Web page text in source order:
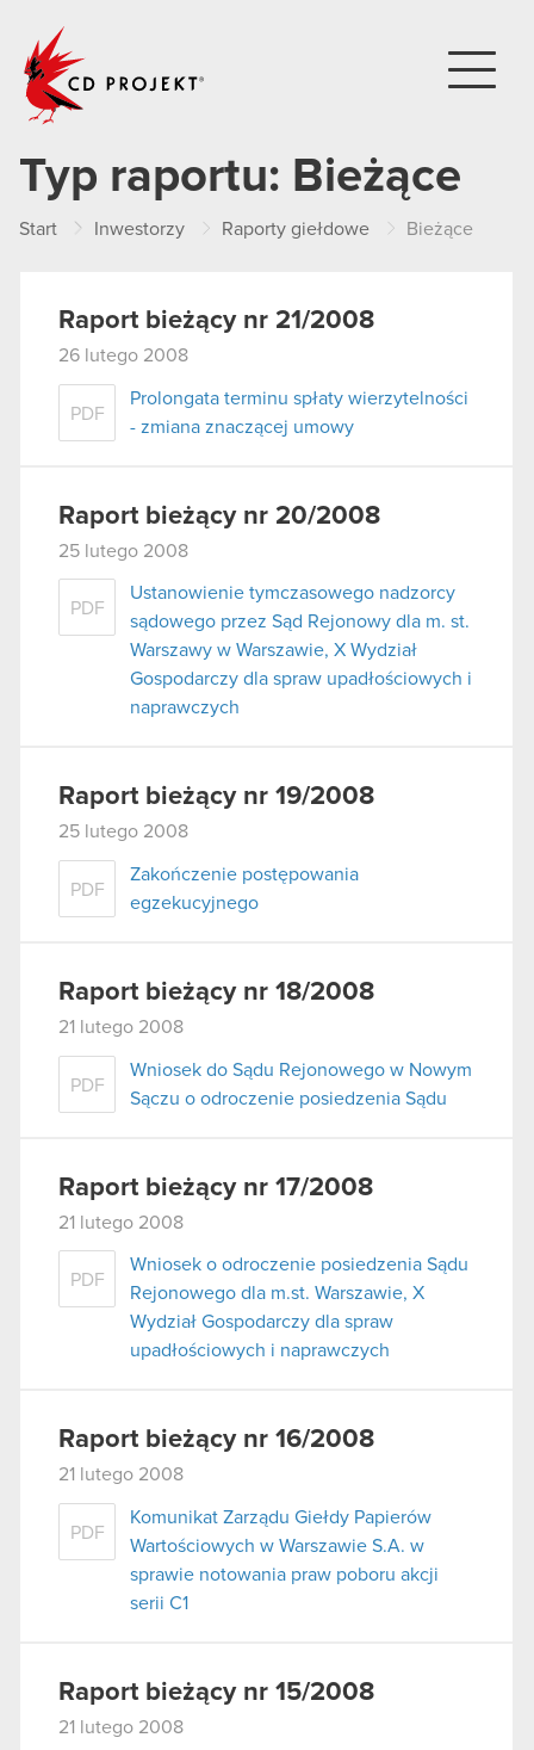
Typ raportu: Bieżące
Start Inwestorzy Raporty giełdowe Bieżące
Raport bieżący nr 21/2008
26 lutego 2008
PDF
Prolongata terminu spłaty wierzytelności
- zmiana znaczącej umowy
Raport bieżący nr 20/2008
25 lutego 2008
PDF
Ustanowienie tymczasowego nadzorcy
sądowego przez Sąd Rejonowy dla m. st.
Warszawy w Warszawie, X Wydział
Gospodarczy dla spraw upadłościowych i
naprawczych
Raport bieżący nr 19/2008
25 lutego 2008
PDF
Zakończenie postępowania
egzekucyjnego
Raport bieżący nr 18/2008
21 lutego 2008
PDF
Wniosek do Sądu Rejonowego w Nowym
Sączu o odroczenie posiedzenia Sądu
Raport bieżący nr 17/2008
21 lutego 2008
PDF
Wniosek o odroczenie posiedzenia Sądu
Rejonowego dla m.st. Warszawie, X
Wydział Gospodarczy dla spraw
upadłościowych i naprawczych
Raport bieżący nr 16/2008
21 lutego 2008
PDF
Komunikat Zarządu Giełdy Papierów
Wartościowych w Warszawie S.A. w
sprawie notowania praw poboru akcji
serii C1
Raport bieżący nr 15/2008
21 lutego 2008